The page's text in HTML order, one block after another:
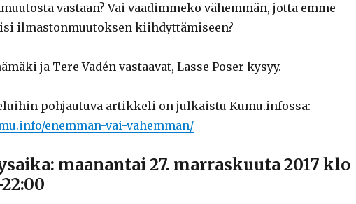
vastaan? Vai vaadimmeko vähemmän, jotta emme
ilmastonmuutoksen kiihdyttämiseen?
ja Tere Vadén vastaavat, Lasse Poser kysyy.
pohjautuva artikkeli on julkaistu Kumu.infossa:
enemman-vai-vahemman/
maanantai 27. marraskuuta 2017 klo